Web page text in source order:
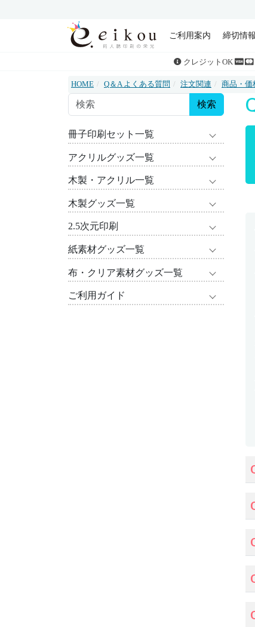
ご利用案内 締切情報
クレジットOK
HOME Q＆A よくある質問 注文関連 商品・価
検索
冊子印刷セット一覧
アクリルグッズ一覧
木製・アクリル一覧
木製グッズ一覧
2.5次元印刷
紙素材グッズ一覧
布・クリア素材グッズ一覧
ご利用ガイド